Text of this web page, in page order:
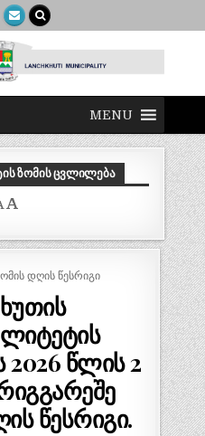
MENU
ᲖᲝᲛᲘᲡ ᲪᲕᲚᲘᲚᲔᲑᲐ
Reset
A
size.
ᲓᲦᲘᲡ ᲬᲔᲡᲠᲘᲒᲘ
წლის 2
წესრიგი.